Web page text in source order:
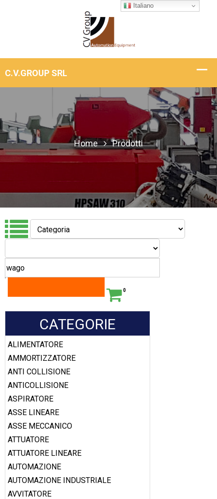
Home Prodotti
0
CATEGORIE
ALIMENTATORE
AMMORTIZZATORE
ANTI COLLISIONE
ANTICOLLISIONE
ASPIRATORE
ASSE LINEARE
ASSE MECCANICO
ATTUATORE
ATTUATORE LINEARE
AUTOMAZIONE
AUTOMAZIONE INDUSTRIALE
AVVITATORE
Italiano